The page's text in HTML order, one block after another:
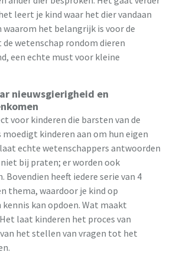
leert je kind waar het dier vandaan
het belangrijk is voor de
wetenschap rondom dieren
een echte must voor kleine
nieuwsgierigheid en
voor kinderen die barsten van de
kinderen aan om hun eigen
echte wetenschappers antwoorden
bij praten; er worden ook
Bovendien heeft iedere serie van 4
thema, waardoor je kind op
kan opdoen. Wat maakt
laat kinderen het proces van
het stellen van vragen tot het